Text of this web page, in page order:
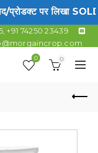
पर लिखा SOLD
+91 74250 23439
0 0